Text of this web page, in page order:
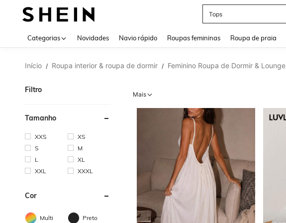
Tops
Categorias Novidades Navio rápido Roupas femininas Roupa de praia
Início / Roupa interior & roupa de dormir / Feminino Roupa de Dormir & Lounge
Filtro
Tamanho
XXS
XS
S
M
L
XL
XXL
XXXL
Cor
Multi Preto
Mais